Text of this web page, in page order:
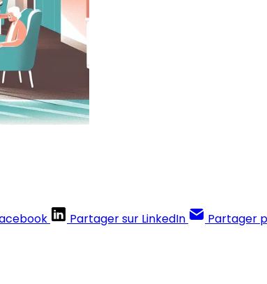
Partager sur LinkedIn Partager